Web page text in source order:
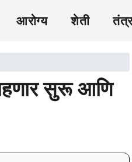
आरोग्य शेती
सुरू आणि